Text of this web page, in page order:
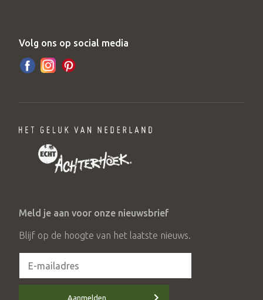
Volg ons op social media
Meld je aan voor onze nieuwsbrief
Blijf op de hoogte van het laatste nieuws.
Aanmelden